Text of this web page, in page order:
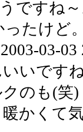
ですね～
ったけど
03-03
いです
のも(笑)
かくて